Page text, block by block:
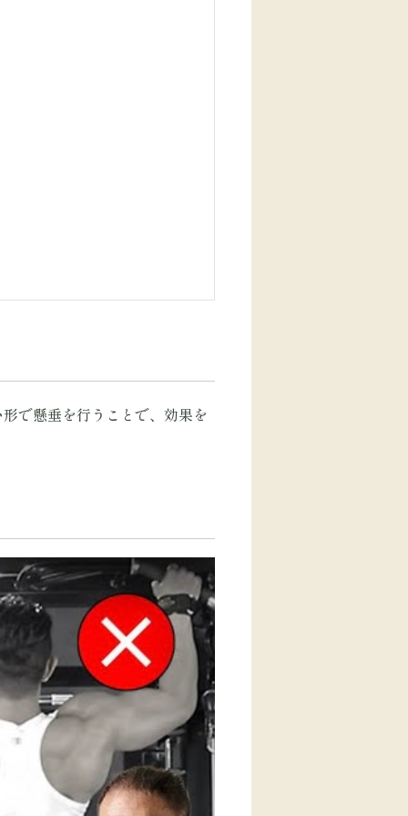
で懸垂を行うことで、効果を